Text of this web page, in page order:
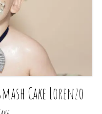
Cake Lorenzo